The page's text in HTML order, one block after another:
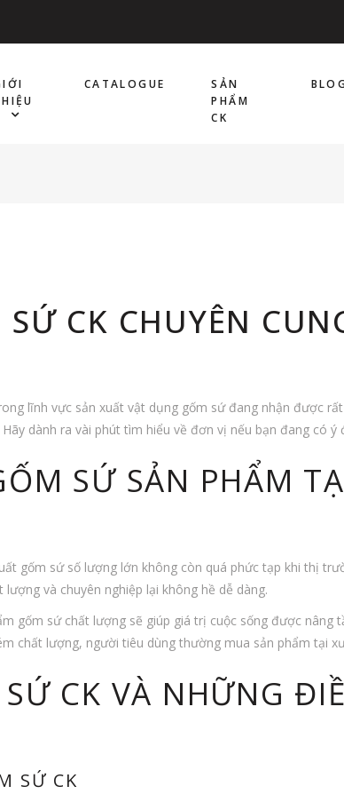
CATALOGUE
SẢN
PHẨM
CK
CK CHUYÊN
lĩnh vực sản xuất vật dụng gốm sứ đang nhận được
dành ra vài phút tìm hiểu về đơn vị nếu bạn đang có
SỨ SẢN PHẨM
gốm sứ số lượng lớn không còn quá phức tạp khi thị
và chuyên nghiệp lại không hề dễ dàng.
gốm sứ chất lượng sẽ giúp giá trị cuộc sống được
chất lượng, người tiêu dùng thường mua sản phẩm tại
CK VÀ NHỮNG
SỨ CK